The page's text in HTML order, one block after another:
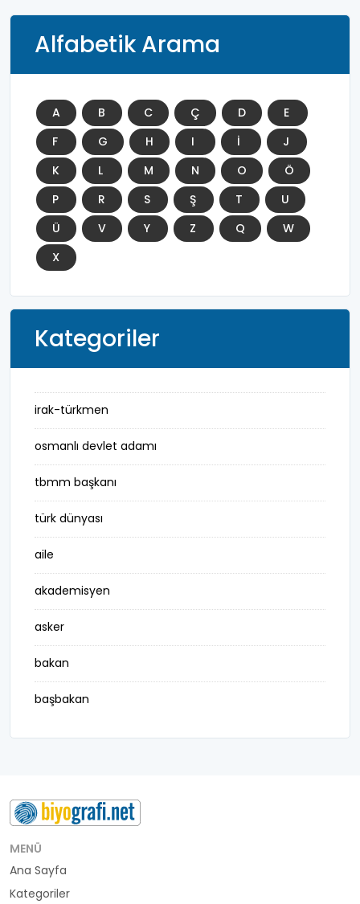
Alfabetik Arama
A B C Ç D
E
F
G H I İ
J
K
L M N O
Ö
P
R S Ş T
U
Ü
V Y Z Q
W
X
Kategoriler
irak-türkmen
osmanlı devlet adamı
tbmm başkanı
türk dünyası
aile
akademisyen
asker
bakan
başbakan
belediye başkanı
buluş
bürokrat
büyükelçi
MENÜ
Ana Sayfa
Kategoriler